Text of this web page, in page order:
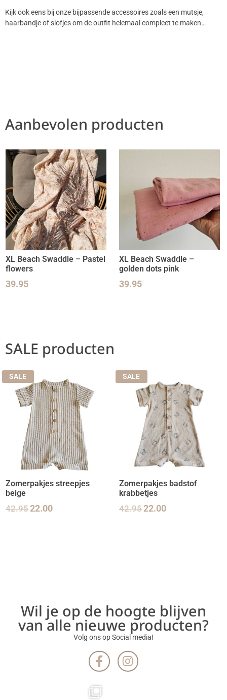
Kijk ook eens bij onze bijpassende accessoires zoals een mutsje,
haarbandje of slofjes om de outfit helemaal compleet te maken…
Aanbevolen producten
XL Beach Swaddle – Pastel
flowers
39.95
XL Beach Swaddle –
golden dots pink
39.95
SALE producten
SALE
Zomerpakjes streepjes
beige
42.9522.00
SALE
Zomerpakjes badstof
krabbetjes
42.9522.00
Wil je op de hoogte blijven
van alle nieuwe producten?
Volg ons op Social media!